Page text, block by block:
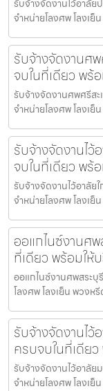
รับจ้างจัดงานไว้อาลั
จำหน่ายโลงศพ โลงเ
รับจ้างจัดงานศ
จบในที่เดียว พร้
รับจ้างจัดงานศพศรีส
จำหน่ายโลงศพ โลงเ
รับจ้างจัดงานไ
จบในที่เดียว พร้
รับจ้างจัดงานไว้อาลั
จำหน่ายโลงศพ โลงเ
ออแกไนซ์งานศ
ที่เดียว พร้อมให้
ออแกไนซ์งานศพสระ
โลงศพ โลงเย็น พวงห
รับจ้างจัดงานไ
ครบจบในที่เดีย
รับจ้างจัดงานไว้อาลั
จำหน่ายโลงศพ โลงเ